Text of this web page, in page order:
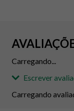
Carregando...
Escrever
Carregando